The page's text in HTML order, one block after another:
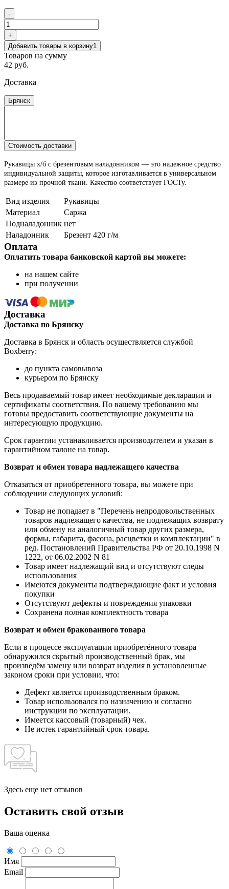
-
+
Добавить товары в корзину1
Товаров на сумму
42 руб.
Доставка
Брянск
Стоимость доставки
Рукавицы х/б с брезентовым наладонником — это надежное средство
индивидуальной защиты, которое изготавливается в универсальном
размере из прочной ткани. Качество соответствует ГОСТу.
Вид изделия
Рукавицы
Материал
Саржа
Подналадонник нет
Наладонник
Брезент 420 г/м
Оплата
Оплатить товара банковской картой вы можете:
на нашем сайте
при получении
Доставка
Доставка по Брянску
Доставка в Брянск и область осуществляется службой
Boxberry:
до пункта самовывоза
курьером по Брянску
Весь продаваемый товар имеет необходимые декларации и
сертификаты соответствия. По вашему требованию мы
готовы предоставить соответствующие документы на
интересующую продукцию.
Срок гарантии устанавливается производителем и указан в
гарантийном талоне на товар.
Возврат и обмен товара надлежащего качества
Отказаться от приобретенного товара, вы можете при
соблюдении следующих условий:
Товар не попадает в "Перечень непродовольственных
товаров надлежащего качества, не подлежащих возврату
или обмену на аналогичный товар других размера,
формы, габарита, фасона, расцветки и комплектации" в
ред. Постановлений Правительства РФ от 20.10.1998 N
1222, от 06.02.2002 N 81
Товар имеет надлежащий вид и отсутствуют следы
использования
Имеются документы подтверждающие факт и условия
покупки
Отсутствуют дефекты и повреждения упаковки
Сохранена полная комплектность товара
Возврат и обмен бракованного товара
Если в процессе эксплуатации приобретённого товара
обнаружился скрытый производственный брак, мы
произведём замену или возврат изделия в установленные
законом сроки при условии, что:
Дефект является производственным браком.
Товар использовался по назначению и согласно
инструкции по эксплуатации.
Имеется кассовый (товарный) чек.
Не истек гарантийный срок товара.
Здесь еще нет отзывов
Оставить свой отзыв
Ваша оценка
Имя
Email